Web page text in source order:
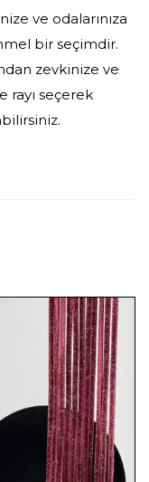
ve odalarınıza
bir seçimdir.
zevkinize ve
seçerek